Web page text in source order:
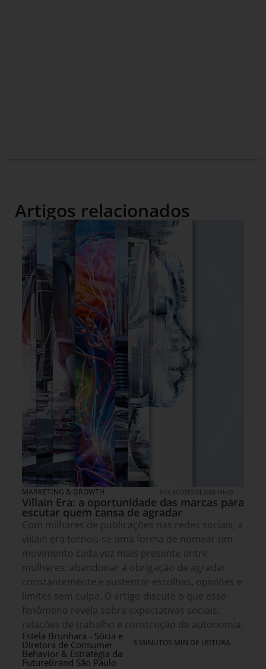
Artigos relacionados
MARKETING & GROWTH 9 DE AGOSTO DE 2026 14H00
Villain Era: a oportunidade das marcas para
escutar quem cansa de agradar
Com milhares de publicações nas redes sociais, a
villain era tornou-se uma forma de nomear um
movimento cada vez mais presente entre
mulheres: abandonar a obrigação de agradar
constantemente e sustentar escolhas, opiniões e
limites sem culpa. O artigo discute o que esse
fenômeno revela sobre expectativas sociais,
relações de trabalho e construção de autonomia.
Estela Brunhara - Sócia e
Diretora de Consumer
Behavior & Estratégia da
FutureBrand São Paulo
3 MINUTOS MIN DE LEITURA